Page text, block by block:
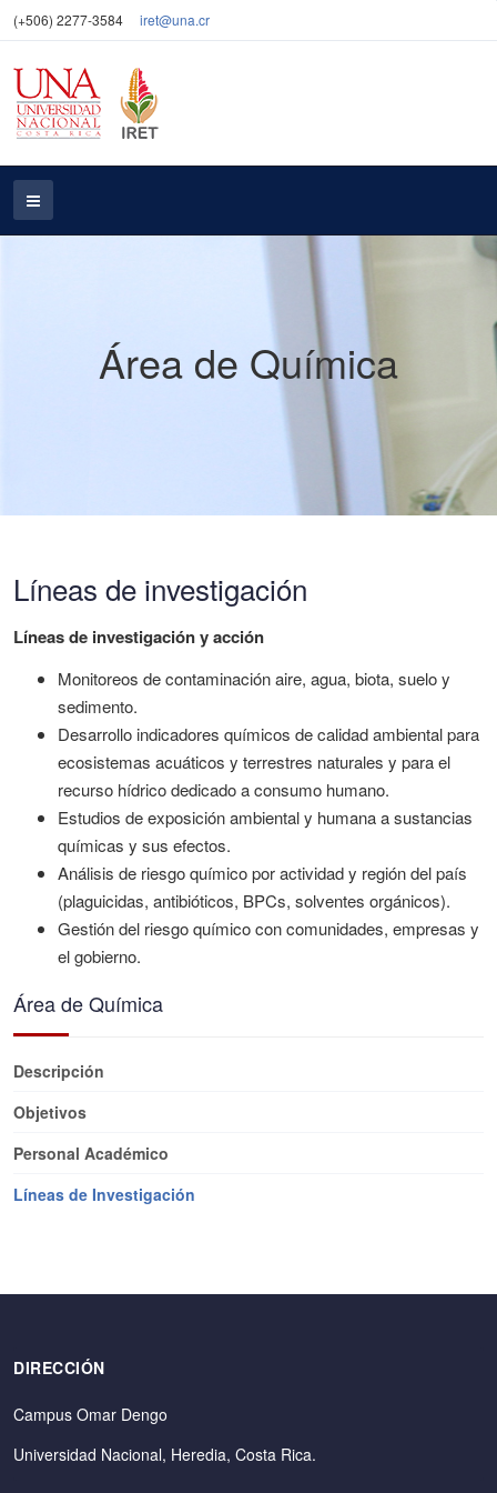
(+506) 2277-3584 iret@una.cr
Área de Química
Líneas de investigación
Líneas de investigación y acción
Monitoreos de contaminación aire, agua, biota, suelo y
sedimento.
Desarrollo indicadores químicos de calidad ambiental para
ecosistemas acuáticos y terrestres naturales y para el
recurso hídrico dedicado a consumo humano.
Estudios de exposición ambiental y humana a sustancias
químicas y sus efectos.
Análisis de riesgo químico por actividad y región del país
(plaguicidas, antibióticos, BPCs, solventes orgánicos).
Gestión del riesgo químico con comunidades, empresas y
el gobierno.
Área de Química
Descripción
Objetivos
Personal Académico
Líneas de Investigación
DIRECCIÓN
Campus Omar Dengo
Universidad Nacional, Heredia, Costa Rica.